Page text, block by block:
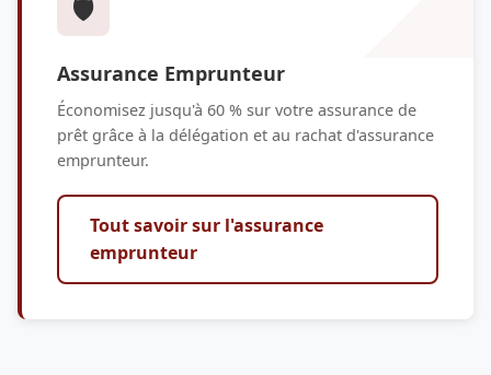
🛡️
Assurance Emprunteur
Économisez jusqu'à 60 % sur votre assurance de
prêt grâce à la délégation et au rachat d'assurance
emprunteur.
Tout savoir sur l'assurance
emprunteur